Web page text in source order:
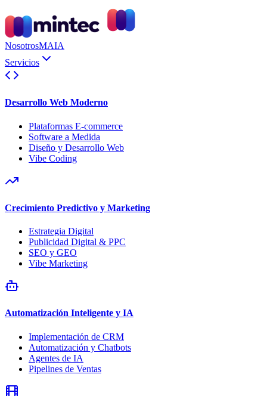
NosotrosMAIA
Servicios
Desarrollo Web Moderno
Plataformas E-commerce
Software a Medida
Diseño y Desarrollo Web
Vibe Coding
Crecimiento Predictivo y Marketing
Estrategia Digital
Publicidad Digital & PPC
SEO y GEO
Vibe Marketing
Automatización Inteligente y IA
Implementación de CRM
Automatización y Chatbots
Agentes de IA
Pipelines de Ventas